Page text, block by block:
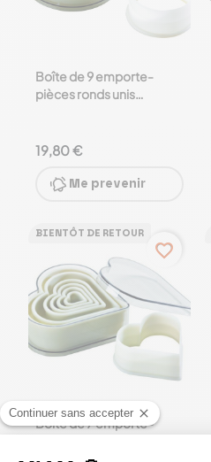
Boîte de 9 emporte-
pièces ronds unis
19,80 €
Me prevenir
BIENTÔT DE RETOUR
favorite_border
Boite de 7 emporte-
polyglass Mallard Ferrière